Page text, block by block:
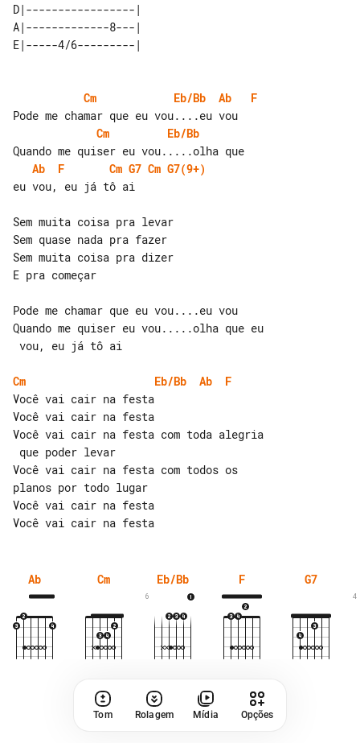
D|-----------------|
A|-------------8---|
Cm Eb/Bb Ab
F
Cm
Eb/Bb
Ab
F Cm G7 Cm G7(9+)
eu vou, eu já tô ai
Sem muita coisa pra levar
Sem quase nada pra fazer
Sem muita coisa pra dizer
E pra começar
Pode me chamar que eu vou....eu vou
Quando me quiser eu vou.....olha que eu
Cm Eb/Bb Ab
F
Você vai cair na festa
Você vai cair na festa
Você vai cair na festa com toda alegria
Você vai cair na festa com todos os
planos por todo lugar
Você vai cair na festa
Ab Cm Eb/Bb
6
F G7
4
Tom Rolagem Mídia Opções